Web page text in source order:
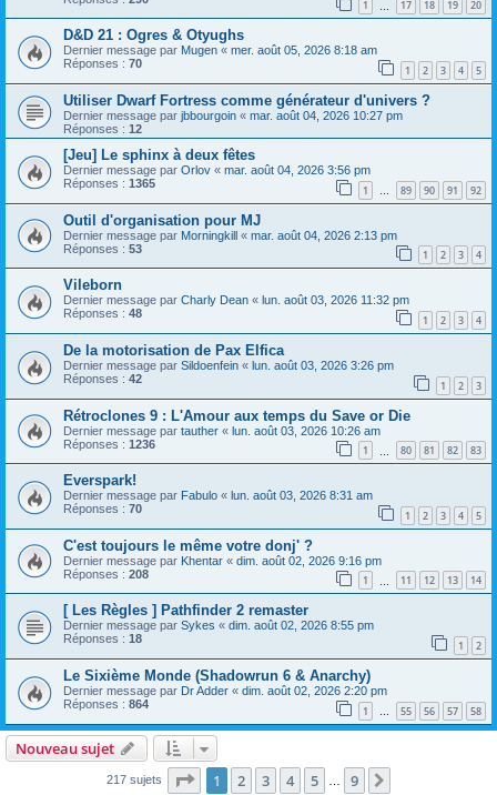
1 17 18 19 20
D&D 21 : Ogres & Otyughs
Dernier message par Mugen « mer. août 05, 2026 8:18 am
Réponses : 70 1 2 3 4 5
Utiliser Dwarf Fortress comme générateur d'univers ?
Dernier message par jbbourgoin « mar. août 04, 2026 10:27 pm
Réponses : 12
[Jeu] Le sphinx à deux fêtes
Dernier message par Orlov « mar. août 04, 2026 3:56 pm
Réponses : 1365 1 … 89 90 91 92
Outil d'organisation pour MJ
Dernier message par Morningkill « mar. août 04, 2026 2:13 pm
Réponses : 53 1 2 3 4
Vileborn
Dernier message par Charly Dean « lun. août 03, 2026 11:32 pm
Réponses : 48 1 2 3 4
De la motorisation de Pax Elfica
Dernier message par Sildoenfein « lun. août 03, 2026 3:26 pm
Réponses : 42 1 2 3
Rétroclones 9 : L'Amour aux temps du Save or Die
Dernier message par tauther « lun. août 03, 2026 10:26 am
Réponses : 1236 1 80 81 82 83
Everspark!
Dernier message par Fabulo « lun. août 03, 2026 8:31 am
Réponses : 70 1 2 3 4 5
C'est toujours le même votre donj' ?
Dernier message par Khentar « dim. août 02, 2026 9:16 pm
Réponses : 208 1 11 12 13 14
[ Les Règles ] Pathfinder 2 remaster
Dernier message par Sykes « dim. août 02, 2026 8:55 pm
Réponses : 18 1 2
Le Sixième Monde (Shadowrun 6 & Anarchy)
Dernier message par Dr Adder « dim. août 02, 2026 2:20 pm
Réponses : 864 1 … 55 56 57 58
Nouveau sujet
217 sujets Page 1sur9
1 2 3 4 5 9